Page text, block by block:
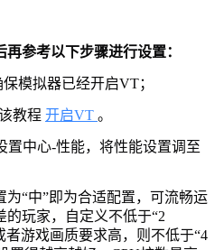
参考以下步骤进行设置：
模拟器已经开启VT；
教程 开启VT 。
置中心-性能，将性能设置调至
为“中”即为合适配置，可流畅运
玩家，自定义不低于“2
者游戏画质要求高，则不低于“4